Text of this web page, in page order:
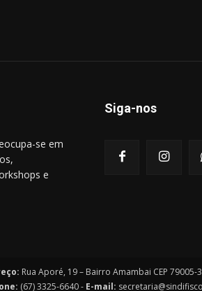
se em
e
Siga-nos
Rua Aporé, 19 – Bairro Amambai CEP 79005-
(67) 3325-6640 - E-mail: